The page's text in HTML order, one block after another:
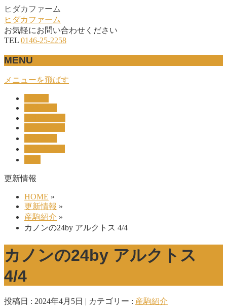
ヒダカファーム
ヒダカファーム
お気軽にお問い合わせください
TEL 0146-25-2258
MENU
メニューを飛ばす
更新情報
HOME »
更新情報 »
産駒紹介 »
カノンの24by アルクトス 4/4
カノンの24by アルクトス
4/4
投稿日 : 2024年4月5日 カテゴリー : 産駒紹介